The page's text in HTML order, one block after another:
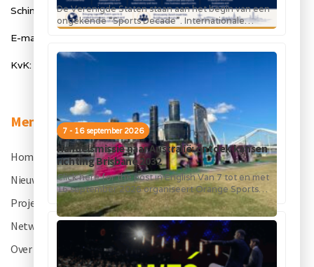
De Verenigde Staten staan aan het begin van een
ongekende “Sports Decade”. Internationale
topsportevenementen en grote investeringen in
7 - 16 september 2026
Handelsmissie naar Australië: ontdek kansen
richting Brisbane 2032
Click here for the post in English Van 7 tot en met
16 september 2026 organiseert Orange Sports
Forum in...
Schimmelt 40, 5611 ZX Eindhoven
E-mail: info@orangesportsforum.com
KvK: 50334905
Menu
Home
Nieuws
Projecten
Netwerk
Over OSF